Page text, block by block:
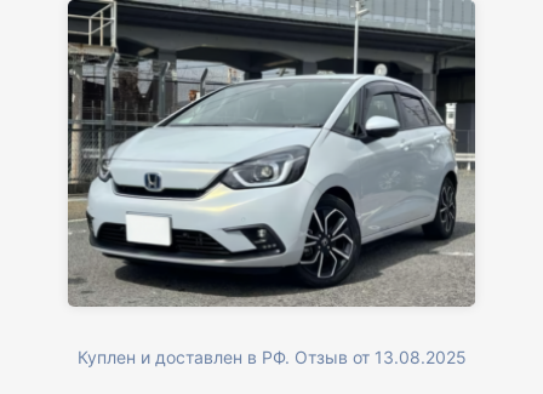
Куплен и доставлен в РФ. Отзыв от 13.08.2025